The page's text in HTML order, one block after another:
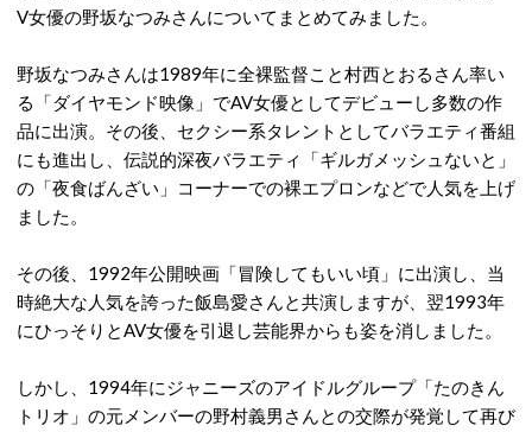
V女優の野坂なつみさんについてまとめてみました。
野坂なつみさんは1989年に全裸監督こと村西とおるさん率い
る「ダイヤモンド映像」でAV女優としてデビューし多数の作
品に出演。その後、セクシー系タレントとしてバラエティ番組
にも進出し、伝説的深夜バラエティ「ギルガメッシュないと」
の「夜食ばんざい」コーナーでの裸エプロンなどで人気を上げ
ました。
その後、1992年公開映画「冒険してもいい頃」に出演し、当
時絶大な人気を誇った飯島愛さんと共演しますが、翌1993年
にひっそりとAV女優を引退し芸能界からも姿を消しました。
しかし、1994年にジャニーズのアイドルグループ「たのきん
トリオ」の元メンバーの野村義男さんとの交際が発覚して再び